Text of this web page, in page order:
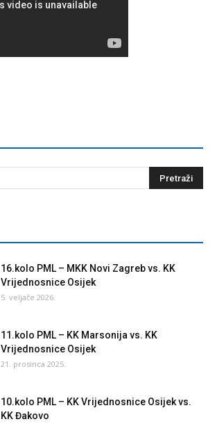
16.kolo PML – MKK Novi Zagreb vs. KK
Vrijednosnice Osijek
5. veljače 2026.
11.kolo PML – KK Marsonija vs. KK
Vrijednosnice Osijek
21. prosinca 2025.
10.kolo PML – KK Vrijednosnice Osijek vs.
KK Đakovo